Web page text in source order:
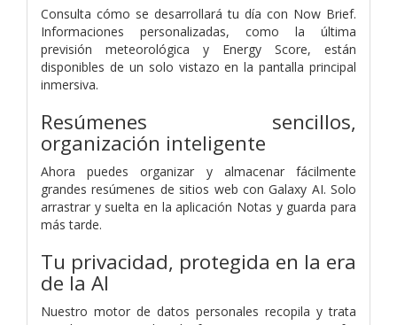
Consulta cómo se desarrollará tu día con Now Brief.
Informaciones personalizadas, como la última
previsión meteorológica y Energy Score, están
disponibles de un solo vistazo en la pantalla principal
inmersiva.
Resúmenes sencillos,
organización inteligente
Ahora puedes organizar y almacenar fácilmente
grandes resúmenes de sitios web con Galaxy AI. Solo
arrastrar y suelta en la aplicación Notas y guarda para
más tarde.
Tu privacidad, protegida en la era
de la AI
Nuestro motor de datos personales recopila y trata